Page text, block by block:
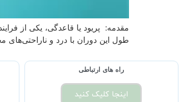
مقدمه: پریود یا قاعدگی، یکی از
طول این دوران با درد و
راه های ارتباطی
اینجا کلیک کنید